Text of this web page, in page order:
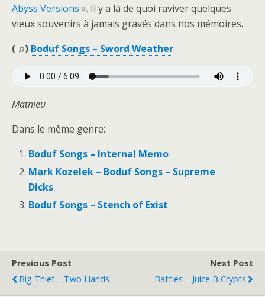
Abyss Versions ». Il y a là de quoi raviver quelques
vieux souvenirs à jamais gravés dans nos mémoires.
( ♫) Boduf Songs – Sword Weather
Mathieu
Dans le même genre:
Boduf Songs – Internal Memo
Mark Kozelek – Boduf Songs – Supreme
Dicks
Boduf Songs – Stench of Exist
Previous Post
Big Thief – Two Hands
Next Post
Battles – Juice B Crypts